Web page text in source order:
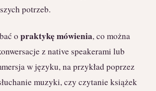
potrzeb.
o praktykę mówienia, co można
z native speakerami lub
w języku, na przykład poprzez
muzyki, czy czytanie książek